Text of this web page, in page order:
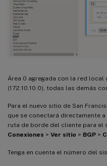
Área 0 agregada con la red
(172.10.10.0), todas las demás
Para el nuevo sitio de San
que se conectará directamente
ruta de borde del cliente para el
Conexiones > Ver sitio > BGP >
Tenga en cuenta el número del